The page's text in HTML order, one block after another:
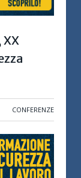
CONFERENZE